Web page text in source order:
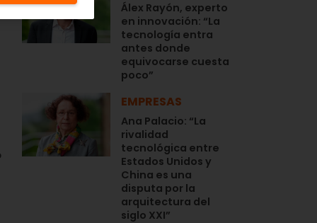
Álex Rayón, experto
en innovación: “La
tecnología entra
antes donde
equivocarse cuesta
poco”
EMPRESAS
Ana Palacio: “La
rivalidad
tecnológica entre
Estados Unidos y
China es una
disputa por la
arquitectura del
siglo XXI”